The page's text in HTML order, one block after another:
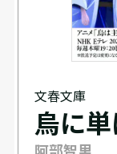
文春文庫
烏に